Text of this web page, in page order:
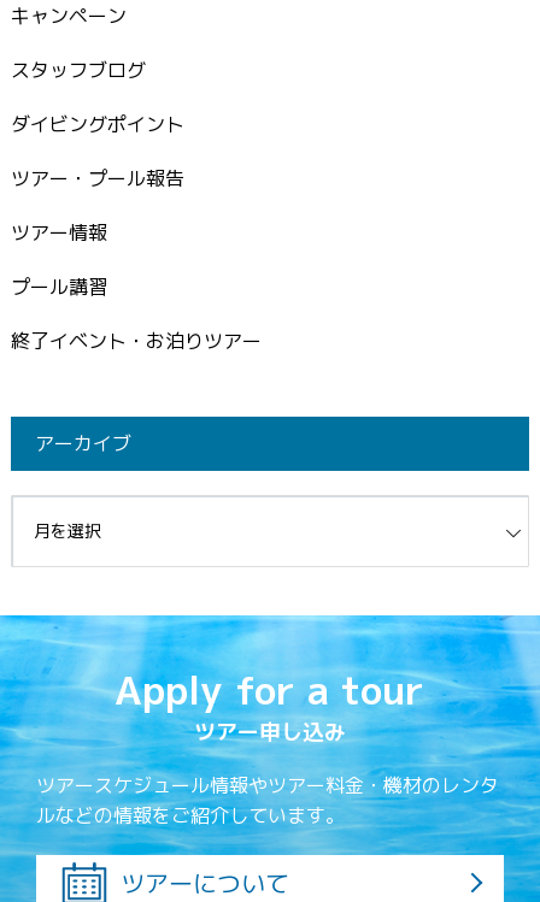
キャンペーン
スタッフブログ
ダイビングポイント
ツアー・プール報告
ツアー情報
プール講習
終了イベント・お泊りツアー
アーカイブ
Apply for a tour
ツアー申し込み
ツアースケジュール情報やツアー料金・機材のレンタ
ルなどの情報をご紹介しています。
ツアーについて